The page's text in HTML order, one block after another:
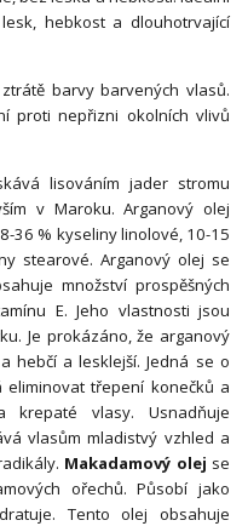
hebkost a dlouhotrvající
barvy barvených vlasů.
proti nepřizni okolních vlivů
lisováním jader stromu
v Maroku. Arganový olej
36 % kyseliny linolové, 10-15
stearové. Arganový olej se
množství prospěšných
E. Jeho vlastnosti jsou
Je prokázáno, že arganový
hebčí a lesklejší. Jedná se o
třepení konečků a
vlasy. Usnadňuje
vlasům mladistvý vzhled a
Makadamový olej se
ořechů. Působí jako
Tento olej obsahuje